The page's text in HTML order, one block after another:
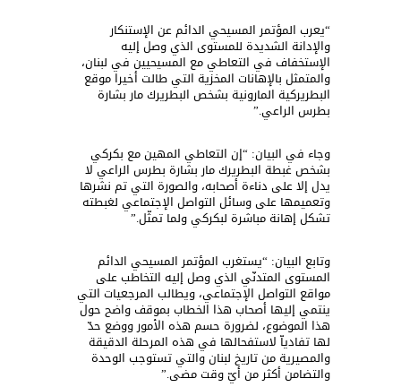
“يعرب المؤتمر المسيحي الدائم عن الإستنكار
والإدانة الشديدة للمستوى الذي وصل إليه
الإستخفاف في التعاطي مع المسيحيين في لبنان،
والمتمثل بالإهانات المخزية التي طالت أخيرا موقع
البطريركية المارونية بشخص البطريرك مار بشارة
بطرس الراعي.”
وجاء في البيان: “إن التعاطي المهين مع بكركي
بشخص غبطة البطريرك مار بشارة بطرس الراعي لا
يدل إلا على دناءة أصحابه، والصورة التي تم نشرها
وتعميمها على وسائل التواصل الإجتماعي لغبطته
تشكل إهانة مباشرة لبكركي ولما تمثّل.”
وتابع البيان: “يستغرب المؤتمر المسيحي الدائم
المستوى المتدنّي الذي وصل إليه التخاطب على
مواقع التواصل الإجتماعي، ويطالب المرجعيات التي
ينتمي إليها أصحاب هذا الخطاب بموقف واضح حول
هذا الموضوع، لضرورة حسم هذه الأمور ووضع حدّ
لها تفادياّ لاستفحالها في هذه المرحلة الدقيقة
والمصيرية من تاريخ لبنان والتي تستوجب الوحدة
والتضامن أكثر من أيّ وقت مضى.”